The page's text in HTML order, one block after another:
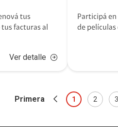
tus
facturas al
Ver detalle
Participá
de películas
Primera 1 2 3